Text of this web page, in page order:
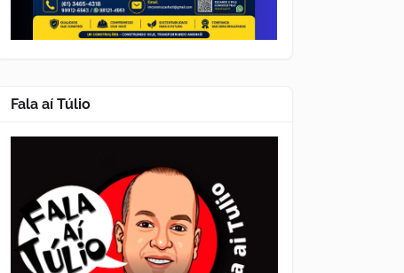
Fala aí Túlio